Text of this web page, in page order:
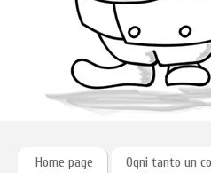
Home page Ogni tanto un